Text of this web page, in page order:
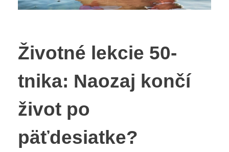
Životné lekcie 50-
tnika: Naozaj končí
život po
päťdesiatke?